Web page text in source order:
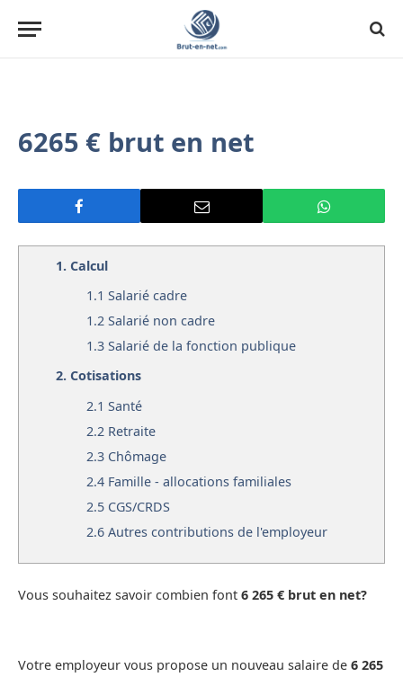
6265 € brut en net
1. Calcul
1.1 Salarié cadre
1.2 Salarié non cadre
1.3 Salarié de la fonction publique
2. Cotisations
2.1 Santé
2.2 Retraite
2.3 Chômage
2.4 Famille - allocations familiales
2.5 CGS/CRDS
2.6 Autres contributions de l'employeur
Vous souhaitez savoir combien font 6 265 € brut en net?
Votre employeur vous propose un nouveau salaire de 6 265